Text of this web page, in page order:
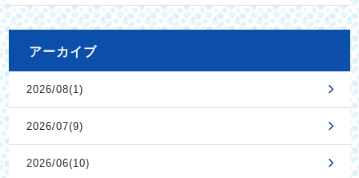
アーカイブ
2026/08(1)
2026/07(9)
2026/06(10)